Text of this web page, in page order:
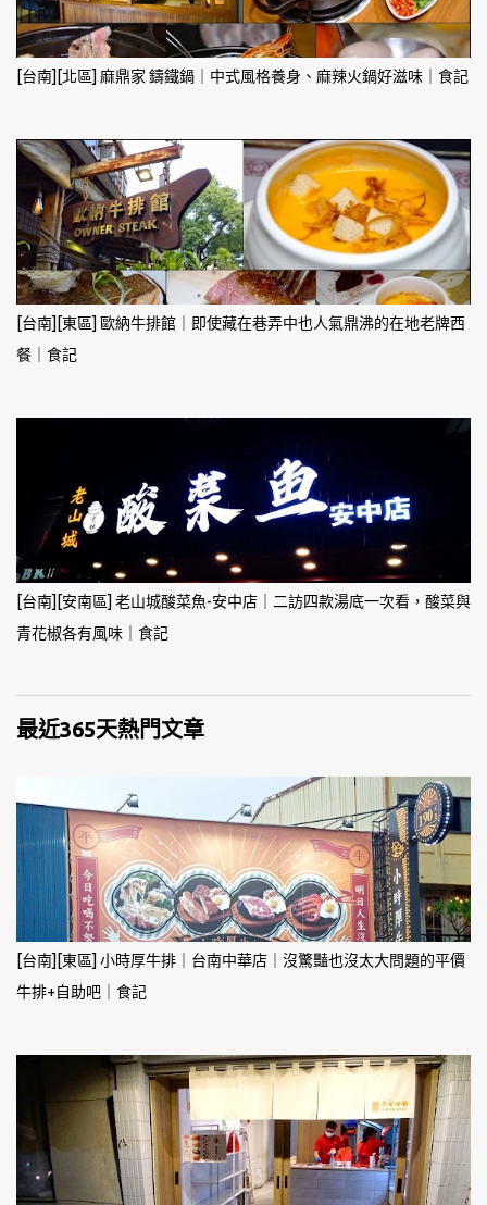
[台南][北區] 麻鼎家 鑄鐵鍋｜中式風格養身、麻辣火鍋好滋味｜食記
[台南][東區] 歐納牛排館｜即使藏在巷弄中也人氣鼎沸的在地老牌西
餐｜食記
[台南][安南區] 老山城酸菜魚-安中店｜二訪四款湯底一次看，酸菜與
青花椒各有風味｜食記
最近365天熱門文章
[台南][東區] 小時厚牛排｜台南中華店｜沒驚豔也沒太大問題的平價
牛排+自助吧｜食記